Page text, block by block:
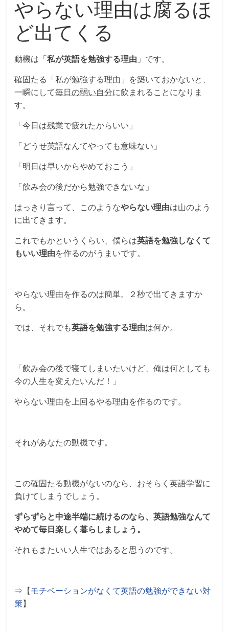
やらない理由は腐るほ
ど出てくる
動機は「私が英語を勉強する理由 」です。
確固たる「私が勉強する理由」を築いておかないと、
一瞬にして毎日の弱い自分に飲まれることになりま
す。
「今日は残業で疲れたからいい」
「どうせ英語なんてやっても意味ない」
「明日は早いからやめておこう」
「飲み会の後だから勉強できないな」
はっきり言って、このようなやらない理由は山のよう
に出てきます。
これでもかというくらい、僕らは英語を勉強しなくて
もいい理由を作るのがうまいです。
やらない理由を作るのは簡単。２秒で出てきますか
ら。
では、それでも英語を勉強する理由は何か。
「飲み会の後で寝てしまいたいけど、俺は何としても
今の人生を変えたいんだ！」
やらない理由を上回るやる理由を作るのです。
それがあなたの動機です。
この確固たる動機がないのなら、おそらく英語学習に
負けてしまうでしょう。
ずらずらと中途半端に続けるのなら、英語勉強なんて
やめて毎日楽しく暮らしましょう。
それもまたいい人生ではあると思うのです。
⇒【モチベーションがなくて英語の勉強ができない対
策】